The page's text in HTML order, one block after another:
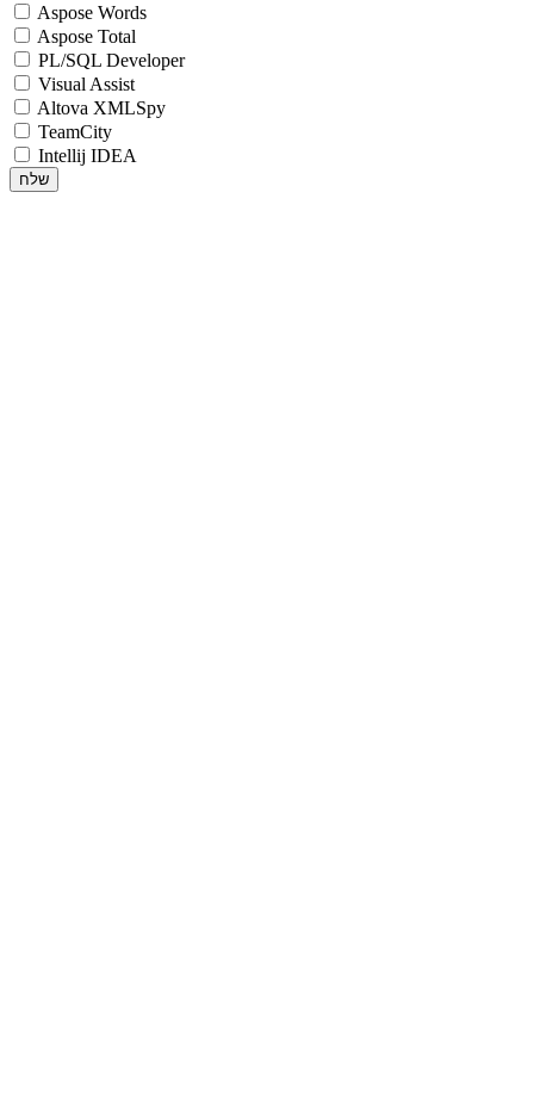
Aspose Words
Aspose Total
PL/SQL Developer
Visual Assist
Altova XMLSpy
TeamCity
Intellij IDEA